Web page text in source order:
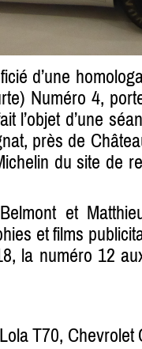
d’une
Numéro 4,
l’objet d’une
près de
du site de
et
et films
la numéro 12
T70, Chevrolet